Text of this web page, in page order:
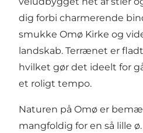
dig forbi charmerende
smukke Omø Kirke og
landskab. Terrænet er
hvilket gør det ideelt for
et roligt tempo.
Naturen på Omø er
mangfoldig for en så lille